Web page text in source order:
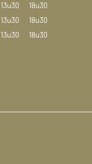
13u30
18u30
13u30
18u30
13u30
18u30